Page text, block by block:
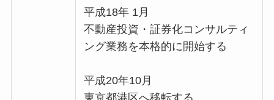
平成18年 1月
不動産投資・証券化コンサルティ
ング業務を本格的に開始する
平成20年10月